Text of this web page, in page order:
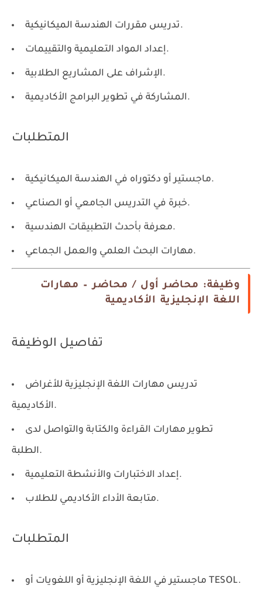
تدريس مقررات الهندسة الميكانيكية.
إعداد المواد التعليمية والتقييمات.
الإشراف على المشاريع الطلابية.
المشاركة في تطوير البرامج الأكاديمية.
المتطلبات
ماجستير أو دكتوراه في الهندسة الميكانيكية.
خبرة في التدريس الجامعي أو الصناعي.
معرفة بأحدث التطبيقات الهندسية.
مهارات البحث العلمي والعمل الجماعي.
وظيفة: محاضر أول / محاضر – مهارات
اللغة الإنجليزية الأكاديمية
تفاصيل الوظيفة
تدريس مهارات اللغة الإنجليزية للأغراض
الأكاديمية.
تطوير مهارات القراءة والكتابة والتواصل لدى
الطلبة.
إعداد الاختبارات والأنشطة التعليمية.
متابعة الأداء الأكاديمي للطلاب.
المتطلبات
ماجستير في اللغة الإنجليزية أو اللغويات أو TESOL.